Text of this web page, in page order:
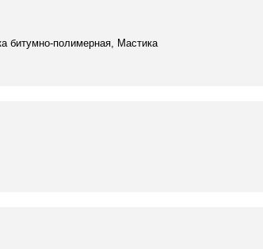
битумно-полимерная, Мастика